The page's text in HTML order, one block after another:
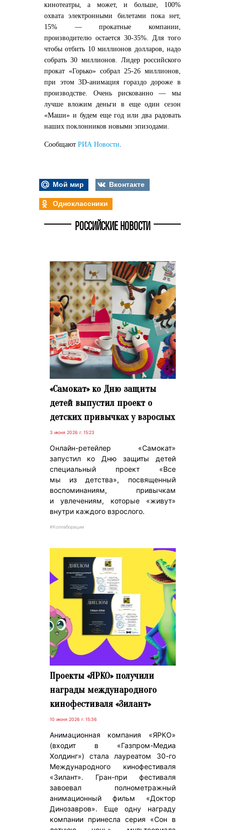
кинотеатры, а может, и больше, 100%
охвата электронными билетами пока нет,
15% — прокатные компании,
производителю остается 30-35%. Для того
чтобы отбить 10 миллионов долларов, надо
собрать 30 миллионов. Лидер российского
прокат «Горько» собрал 25-26 миллионов,
при этом 3D-анимация гораздо дороже в
производстве. Очень рискованно — мы
лучше вложим деньги в еще один сезон
«Маши» и будем еще год или два радовать
наших поклонников новыми эпизодами.
Сообщают РИА Новости
Мой мир
Вконтакте
Одноклассники
РОССИЙСКИЕ НОВОСТИ
«Самокат» ко Дню защиты
детей выпустил проект о
детских привычках у взрослых
3 июня 2026 г. 15:23
Онлайн-ретейлер «Самокат»
запустил ко Дню защиты детей
специальный проект «Все
мы из детства», посвященный
воспоминаниям, привычкам
и увлечениям, которые «живут»
внутри каждого взрослого.
#Коллаборации
Проекты «ЯРКО» получили
награды международного
кинофестиваля «Зилант»
10 июня 2026 г. 15:36
Анимационная компания «ЯРКО»
(входит в «Газпром-Медиа
Холдинг») стала лауреатом 30-го
Международного кинофестиваля
«Зилант». Гран-при фестиваля
завоевал полнометражный
анимационный фильм «Доктор
Динозавров». Еще одну награду
компании принесла серия «Сон в